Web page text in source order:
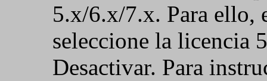
5.x/6.x/7.x. Para ello,
seleccione la licencia
Desactivar. Para